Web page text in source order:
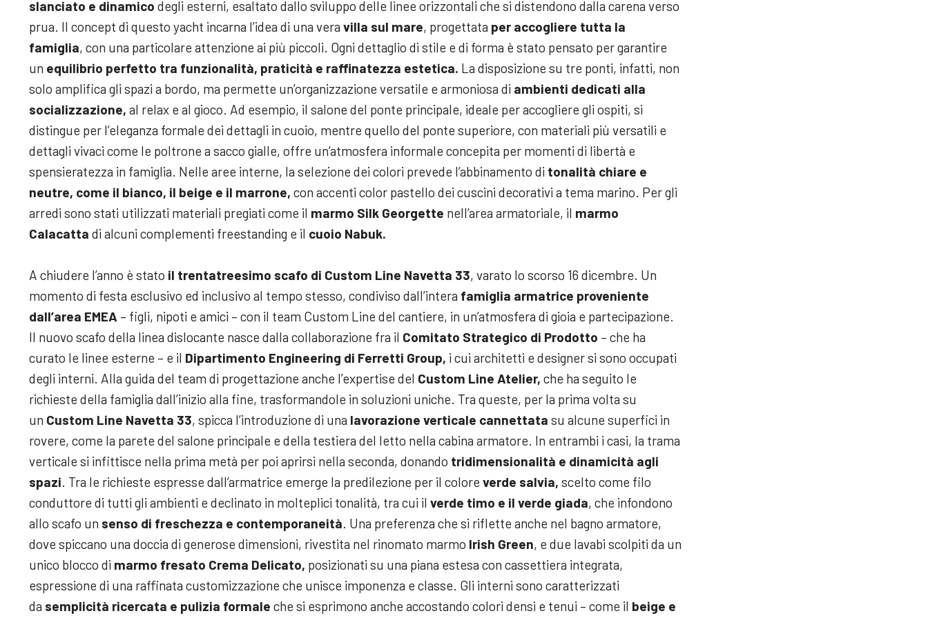
slanciato e dinamico degli esterni, esaltato dallo sviluppo delle linee orizzontali che si distendono dalla carena verso
prua. Il concept di questo yacht incarna l’idea di una vera villa sul mare, progettata per accogliere tutta la
famiglia, con una particolare attenzione ai più piccoli. Ogni dettaglio di stile e di forma è stato pensato per garantire
un equilibrio perfetto tra funzionalità, praticità e raffinatezza estetica. La disposizione su tre ponti, infatti, non
solo amplifica gli spazi a bordo, ma permette un’organizzazione versatile e armoniosa di ambienti dedicati alla
socializzazione, al relax e al gioco. Ad esempio, il salone del ponte principale, ideale per accogliere gli ospiti, si
distingue per l’eleganza formale dei dettagli in cuoio, mentre quello del ponte superiore, con materiali più versatili e
dettagli vivaci come le poltrone a sacco gialle, offre un’atmosfera informale concepita per momenti di libertà e
spensieratezza in famiglia. Nelle aree interne, la selezione dei colori prevede l’abbinamento di tonalità chiare e
neutre, come il bianco, il beige e il marrone, con accenti color pastello dei cuscini decorativi a tema marino. Per gli
arredi sono stati utilizzati materiali pregiati come il marmo Silk Georgette nell’area armatoriale, il marmo
Calacatta di alcuni complementi freestanding e il cuoio Nabuk.
A chiudere l’anno è stato il trentatreesimo scafo di Custom Line Navetta 33, varato lo scorso 16 dicembre. Un
momento di festa esclusivo ed inclusivo al tempo stesso, condiviso dall’intera famiglia armatrice proveniente
dall’area EMEA – figli, nipoti e amici – con il team Custom Line del cantiere, in un’atmosfera di gioia e partecipazione.
Il nuovo scafo della linea dislocante nasce dalla collaborazione fra il Comitato Strategico di Prodotto – che ha
curato le linee esterne – e il Dipartimento Engineering di Ferretti Group, i cui architetti e designer si sono occupati
degli interni. Alla guida del team di progettazione anche l’expertise del Custom Line Atelier, che ha seguito le
richieste della famiglia dall’inizio alla fine, trasformandole in soluzioni uniche. Tra queste, per la prima volta su
un Custom Line Navetta 33, spicca l’introduzione di una lavorazione verticale cannettata su alcune superfici in
rovere, come la parete del salone principale e della testiera del letto nella cabina armatore. In entrambi i casi, la trama
verticale si infittisce nella prima metà per poi aprirsi nella seconda, donando tridimensionalità e dinamicità agli
spazi. Tra le richieste espresse dall’armatrice emerge la predilezione per il colore verde salvia, scelto come filo
conduttore di tutti gli ambienti e declinato in molteplici tonalità, tra cui il verde timo e il verde giada, che infondono
allo scafo un senso di freschezza e contemporaneità. Una preferenza che si riflette anche nel bagno armatore,
dove spiccano una doccia di generose dimensioni, rivestita nel rinomato marmo Irish Green, e due lavabi scolpiti da un
unico blocco di marmo fresato Crema Delicato, posizionati su una piana estesa con cassettiera integrata,
espressione di una raffinata customizzazione che unisce imponenza e classe. Gli interni sono caratterizzati
da semplicità ricercata e pulizia formale che si esprimono anche accostando colori densi e tenui – come il beige e